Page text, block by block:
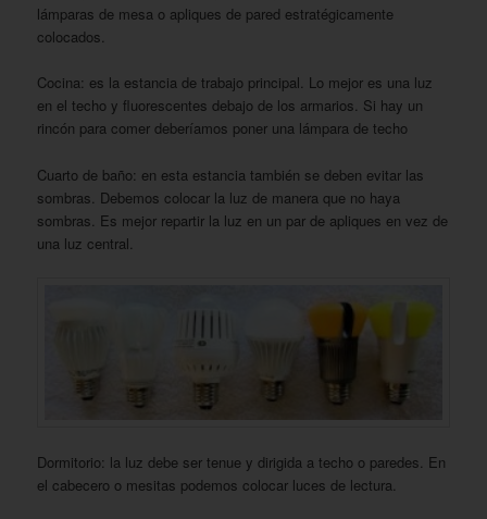
lámparas de mesa o apliques de pared estratégicamente
colocados.
Cocina: es la estancia de trabajo principal. Lo mejor es una luz
en el techo y fluorescentes debajo de los armarios. Si hay un
rincón para comer deberíamos poner una lámpara de techo
Cuarto de baño: en esta estancia también se deben evitar las
sombras. Debemos colocar la luz de manera que no haya
sombras. Es mejor repartir la luz en un par de apliques en vez de
una luz central.
Dormitorio: la luz debe ser tenue y dirigida a techo o paredes. En
el cabecero o mesitas podemos colocar luces de lectura.